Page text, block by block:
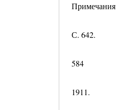
Примечания
С. 642.
584
1911.